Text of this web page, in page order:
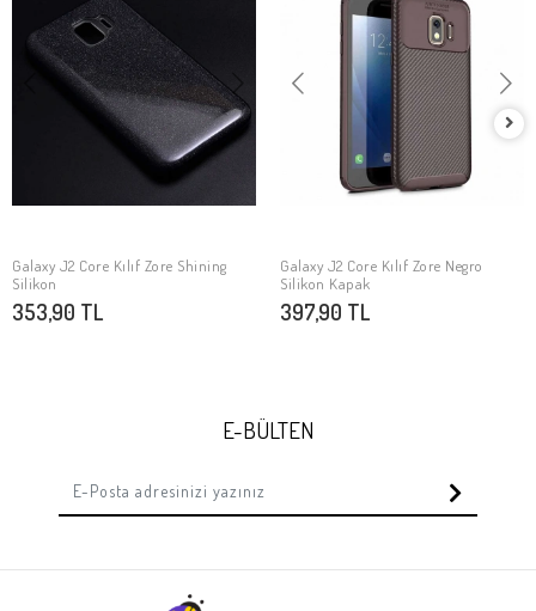
SEPETE EKLE
Galaxy J2 Core Kılıf Zore Shining
Silikon
353,90 TL
SEPETE EKLE
Galaxy J2 Core Kılıf Zore Negro
Silikon Kapak
397,90 TL
E-BÜLTEN